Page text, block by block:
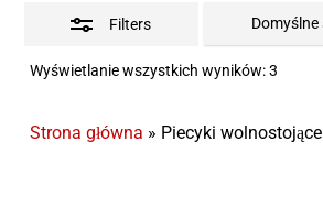
Filters
Wyświetlanie wszystkich wyników: 3
Strona główna » Piecyki wolnostojące